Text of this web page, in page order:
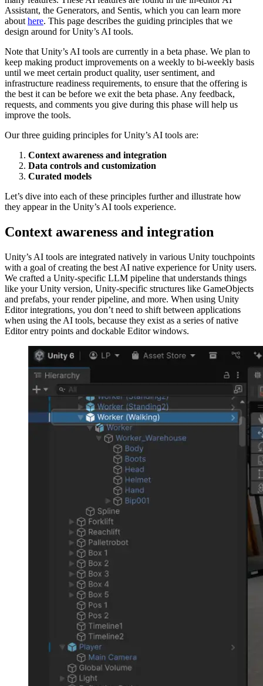
LiveOps
Insights pós-lançamento e operações de jogos ao vivo
Amplie
Aquisição de usuários
Seja descoberto e adquira usuários móveis
In-App Purchase
Gerencie as IAP em todas as lojas e no modelo D2C (direto ao
Monetização
Conecte jogadores com os jogos certos
Anuncie com o Unity
Jogos de dispositivos móveis
Lance grandes jogos com pequenas equipes
Jogos XR
Lance jogos XR em várias plataformas
Jogos com multijogador
Simplifique o desenvolvimento de jogos multiplayer
Varejo
Transformar experiências em loja em experiências online
Automotivo
Impulsione a inovação e as experiências dentro do carro
Veja todas as indústrias
Insights
Estudos de caso
Guias de melhores práticas
Dicas e truques de especialistas
Demonstrações
Demonstrações, amostras e blocos de construção
Novidades
Blog
Atualizações, informações e dicas técnicas
Notícias
Notícias, histórias e centro de imprensa
Junte-se a desenvolvedores, criadores e insiders
Prêmios Unity
Tutoriais
Dicas práticas e melhores práticas
Educação
Para estudantes
Impulsione sua carreira
Para educadores
Impulsione seu ensino
Concessão de Licença Educacional
Leve o poder do Unity para sua instituição
Certificações
Assistant, the Generators, and Sentis, which you can learn more
about here. This page describes the guiding principles that we
design around for Unity’s AI tools.
Note that Unity’s AI tools are currently in a beta phase. We plan to
keep making product improvements on a weekly to bi-weekly basis
until we meet certain product quality, user sentiment, and
infrastructure readiness requirements, to ensure that the offering is
the best it can be before we exit the beta phase. Any feedback,
requests, and comments you give during this phase will help us
improve the tools.
Our three guiding principles for Unity’s AI tools are:
Context awareness and integration
Data controls and customization
Curated models
Let’s dive into each of these principles further and illustrate how
they appear in the Unity’s AI tools experience.
Context awareness and integration
Unity’s AI tools are integrated natively in various Unity touchpoints
with a goal of creating the best AI native experience for Unity users.
We crafted a Unity-specific LLM pipeline that understands things
like your Unity version, Unity-specific structures like GameObjects
and prefabs, your render pipeline, and more. When using Unity
Editor integrations, you don’t need to shift between applications
when using the AI tools, because they exist as a series of native
Editor entry points and dockable Editor windows.